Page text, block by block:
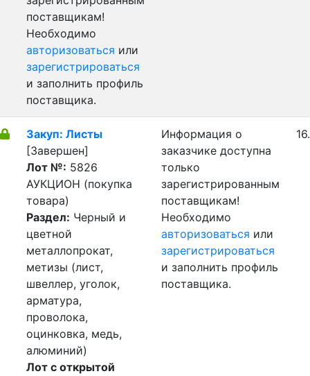
поставщикам!
Необходимо
авторизоваться или
зарегистрироваться
и заполнить профиль
поставщика.
Закуп: Листы
[Завершен]
Лот №: 5826
АУКЦИОН (покупка
товара)
Раздел: Черный и
цветной
металлопрокат,
метизы (лист,
швеллер, уголок,
арматура,
проволока,
оцинковка, медь,
алюминий)
Лот с открытой
Информация о
заказчике доступна
только
зарегистрированным
поставщикам!
Необходимо
авторизоваться или
зарегистрироваться
и заполнить профиль
поставщика.